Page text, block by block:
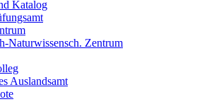
Katalog
Naturwissensch. Zentrum
Auslandsamt